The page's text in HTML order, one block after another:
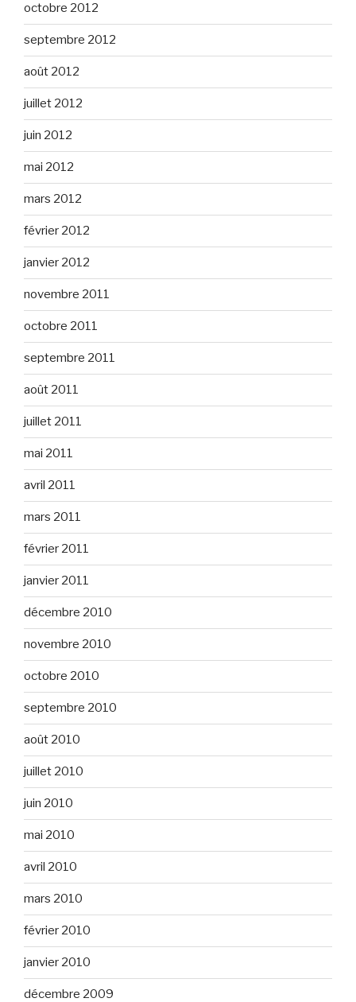
octobre 2012
septembre 2012
août 2012
juillet 2012
juin 2012
mai 2012
mars 2012
février 2012
janvier 2012
novembre 2011
octobre 2011
septembre 2011
août 2011
juillet 2011
mai 2011
avril 2011
mars 2011
février 2011
janvier 2011
décembre 2010
novembre 2010
octobre 2010
septembre 2010
août 2010
juillet 2010
juin 2010
mai 2010
avril 2010
mars 2010
février 2010
janvier 2010
décembre 2009